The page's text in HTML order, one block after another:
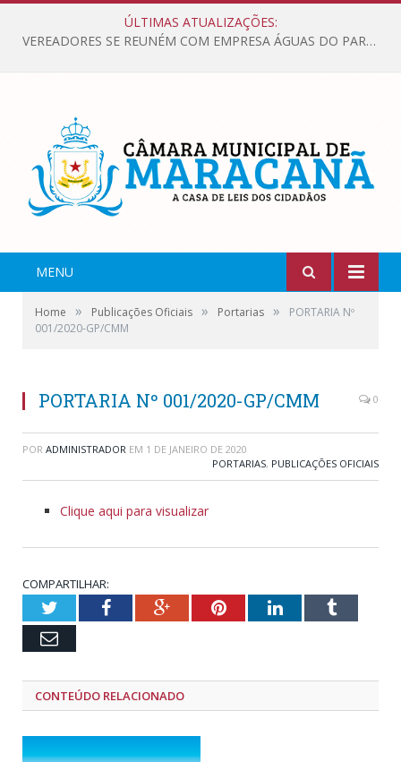
ÚLTIMAS ATUALIZAÇÕES:
VEREADORES SE REUNÉM COM EMPRESA ÁGUAS DO PARÁ, PARA APRESENTAR REIVINDICAÇÕES E MELHORIAS NA QUALIDADE DOS SERVIÇOS OFERECIDOS Á POPULAÇÃO.
MENU
Home » Publicações Oficiais » Portarias »
PORTARIA Nº
001/2020-GP/CMM
PORTARIA Nº 001/2020-GP/CMM 0
POR ADMINISTRADOR EM 1 DE JANEIRO DE 2020
PORTARIAS, PUBLICAÇÕES OFICIAIS
Clique aqui para visualizar
COMPARTILHAR:
TwitterFacebookGoogle+PinterestLinkedInTumblr
Email
CONTEÚDO RELACIONADO